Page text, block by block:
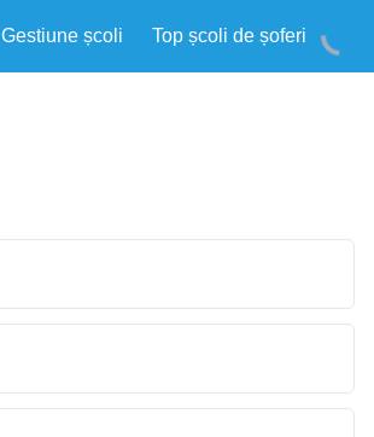
Gestiune școli Top școli de șoferi